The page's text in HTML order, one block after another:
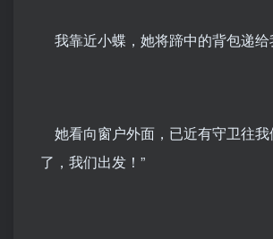
我靠近小蝶，她将蹄中的背包递
她看向窗户外面，已近有守卫往
了，我们出发！”